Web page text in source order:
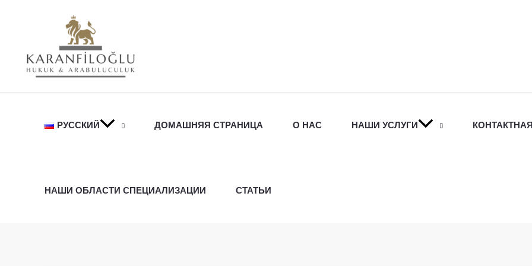
РУССКИЙ ДОМАШНЯЯ СТРАНИЦА О НАС НАШИ УСЛУГИ
НАШИ ОБЛАСТИ СПЕЦИАЛИЗАЦИИ СТАТЬИ